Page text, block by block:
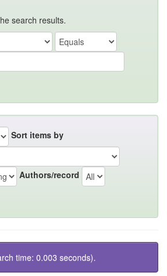
search results.
Sort items by
Authors/record
time: 0.003 seconds).